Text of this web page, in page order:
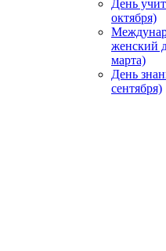
День
октября)
женский
марта)
День
сентября)